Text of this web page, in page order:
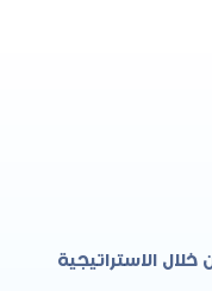
الاستراتيجية